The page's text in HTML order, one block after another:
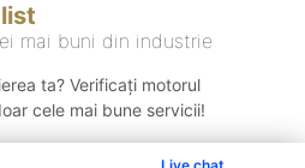
mai buni din industrie
ta? Verificați motorul
cele mai bune servicii!